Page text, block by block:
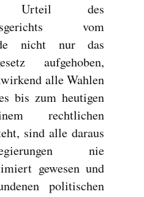
des
vom
nicht nur das
aufgehoben,
alle Wahlen
bis zum heutigen
rechtlichen
sind alle daraus
nie
gewesen und
politischen